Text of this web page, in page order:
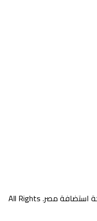
Copyright © 2026 EgyHosting - شركة استضافة مصر. All Rights